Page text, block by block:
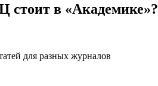
стоит в «Академике»?
для разных журналов